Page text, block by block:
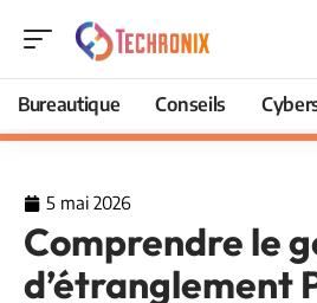
Bureautique Conseils
5 mai 2026
Comprendre le
d’étranglement